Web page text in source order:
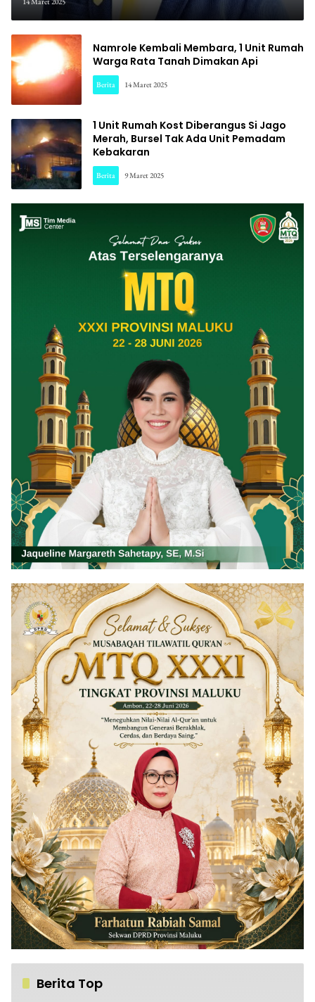
Kantor Bupati
Namrole Kembali Membara, 1 Unit Rumah
Warga Rata Tanah Dimakan Api
Berita 14 Maret 2025
1 Unit Rumah Kost Diberangus Si Jago
Merah, Bursel Tak Ada Unit Pemadam
Kebakaran
Berita 9 Maret 2025
Berita Top